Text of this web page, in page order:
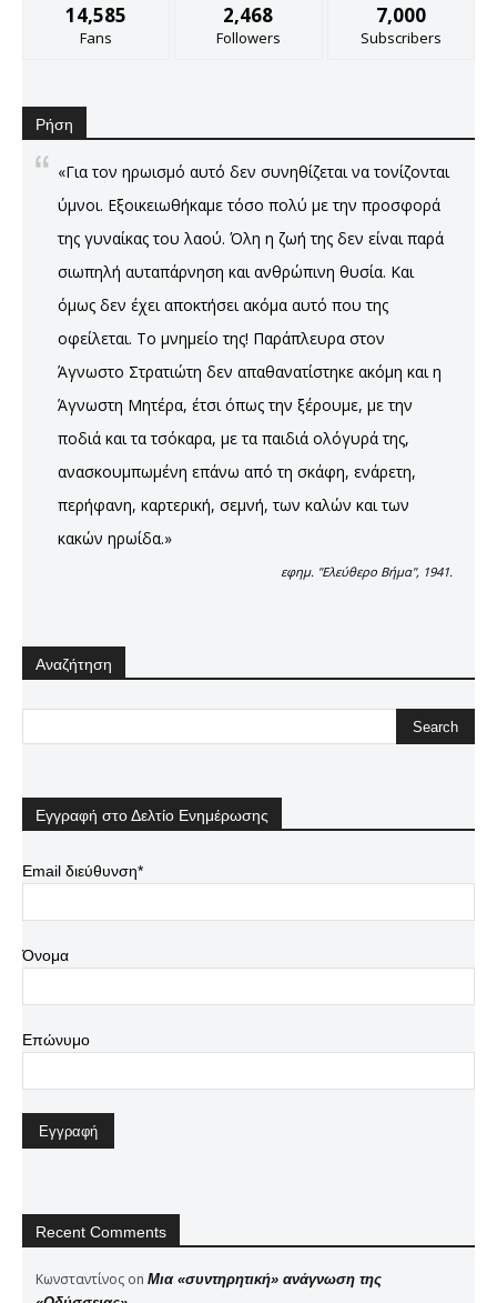
14,585
Fans
2,468
Followers
7,000
Subscribers
Ρήση
«Για τον ηρωισμό αυτό δεν συνηθίζεται να τονίζονται
ύμνοι. Εξοικειωθήκαμε τόσο πολύ με την προσφορά
της γυναίκας του λαού. Όλη η ζωή της δεν είναι παρά
σιωπηλή αυταπάρνηση και ανθρώπινη θυσία. Και
όμως δεν έχει αποκτήσει ακόμα αυτό που της
οφείλεται. Το μνημείο της! Παράπλευρα στον
Άγνωστο Στρατιώτη δεν απαθανατίστηκε ακόμη και η
Άγνωστη Μητέρα, έτσι όπως την ξέρουμε, με την
ποδιά και τα τσόκαρα, με τα παιδιά ολόγυρά της,
ανασκουμπωμένη επάνω από τη σκάφη, ενάρετη,
περήφανη, καρτερική, σεμνή, των καλών και των
κακών ηρωίδα.»
εφημ. ''Ελεύθερο Βήμα'', 1941.
Αναζήτηση
Εγγραφή στο Δελτίο Ενημέρωσης
Email διεύθυνση*
Όνομα
Επώνυμο
Recent Comments
Κωνσταντίνος on Μια «συντηρητική» ανάγνωση της